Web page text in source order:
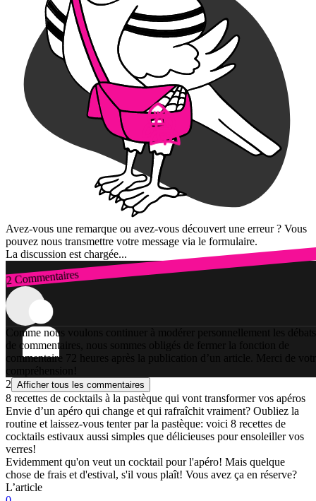
Avez-vous une remarque ou avez-vous découvert une erreur ? Vous
pouvez nous transmettre votre message via le formulaire.
La discussion est chargée...
2 Commentaires
Connexion
Comme nous voulons continuer à modérer personnellement les débats
de commentaires, nous sommes obligés de fermer la fonction de
commentaire 72 heures après la publication d’un article. Merci de
compréhension!
2 Afficher tous les commentaires
8 recettes de cocktails à la pastèque qui vont transformer vos apéros
Envie d’un apéro qui change et qui rafraîchit vraiment? Oubliez la
routine et laissez-vous tenter par la pastèque: voici 8 recettes de
cocktails estivaux aussi simples que délicieuses pour ensoleiller vos
verres!
Evidemment qu'on veut un cocktail pour l'apéro! Mais quelque
chose de frais et d'estival, s'il vous plaît! Vous avez ça en réserve?
L’article